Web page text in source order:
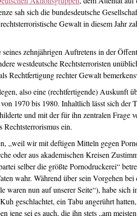
sah sich die bundesdeutsche
Gewalt in diesem Jahr
zehnjährigen Auftretens in der
westdeutsche Rechtsterroristen
Rechtfertigung rechter Gewalt
also eine (rechtfertigende) Auskunft
1970 bis 1980. Inhaltlich lässt sich der
und mit der für ihn zentralen Frage
ein.
„weil wir mit deftigen Mitteln gegen
oder aus akademischen Kreisen
selber die größte Pornodruckerei“
wahr. Während über sein Vorgehen
waren nun auf unserer Seite“), habe
geschlachtet, ein Tabu angerührt
sei es auch, die ihn stets „am